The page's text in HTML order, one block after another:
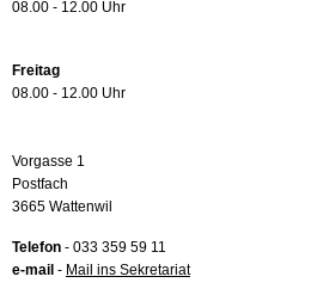
08.00 - 12.00 Uhr
Freitag
08.00 - 12.00 Uhr
Vorgasse 1
Postfach
3665 Wattenwil
Telefon - 033 359 59 11
e-mail - Mail ins Sekretariat